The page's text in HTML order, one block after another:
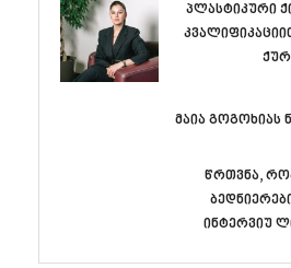
პლასტიკური
მაია გოგოხიას
წრთვნა,
ინტერვიუ